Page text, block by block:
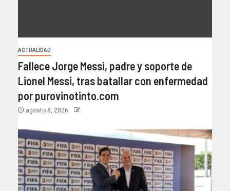
ACTUALIDAD
Fallece Jorge Messi, padre y soporte de
Lionel Messi, tras batallar con enfermedad
por purovinotinto.com
agosto 8, 2026